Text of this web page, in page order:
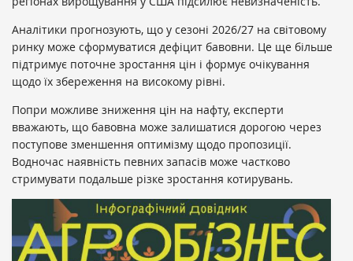
Аналітики прогнозують, що у сезоні 2026/27 на світовому
ринку може сформуватися дефіцит бавовни. Це ще більше
підтримує поточне зростання цін і формує очікування
щодо їх збереження на високому рівні.
Попри можливе зниження цін на нафту, експерти
вважають, що бавовна може залишатися дорогою через
поступове зменшення оптимізму щодо пропозиції.
Водночас наявність певних запасів може частково
стримувати подальше різке зростання котирувань.